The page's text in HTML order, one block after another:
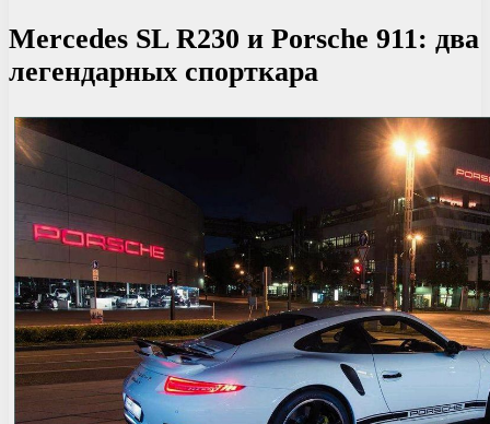
Mercedes SL R230 и Porsche 911: два
легендарных спорткара